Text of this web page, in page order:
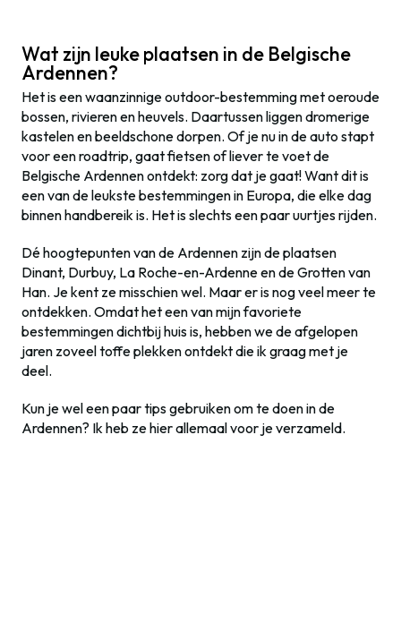
Wat zijn leuke plaatsen in de Belgische
Ardennen?
Het is een waanzinnige outdoor-bestemming met oeroude
bossen, rivieren en heuvels. Daartussen liggen dromerige
kastelen en beeldschone dorpen. Of je nu in de auto stapt
voor een roadtrip, gaat fietsen of liever te voet de
Belgische Ardennen ontdekt: zorg dat je gaat! Want dit is
een van de leukste bestemmingen in Europa, die elke dag
binnen handbereik is. Het is slechts een paar uurtjes rijden.
Dé hoogtepunten van de Ardennen zijn de plaatsen
Dinant, Durbuy, La Roche-en-Ardenne en de Grotten van
Han. Je kent ze misschien wel. Maar er is nog veel meer te
ontdekken. Omdat het een van mijn favoriete
bestemmingen dichtbij huis is, hebben we de afgelopen
jaren zoveel toffe plekken ontdekt die ik graag met je
deel.
Kun je wel een paar tips gebruiken om te doen in de
Ardennen? Ik heb ze hier allemaal voor je verzameld.